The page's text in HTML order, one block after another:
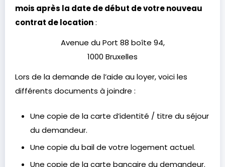
mois après la date de début de votre nouveau
contrat de location:
Avenue du Port 88 boîte 94,
1000 Bruxelles
Lors de la demande de l’aide au loyer, voici les
différents documents à joindre :
Une copie de la carte d’identité / titre du séjour
du demandeur.
Une copie du bail de votre logement actuel.
Une copie de la carte bancaire du demandeur.